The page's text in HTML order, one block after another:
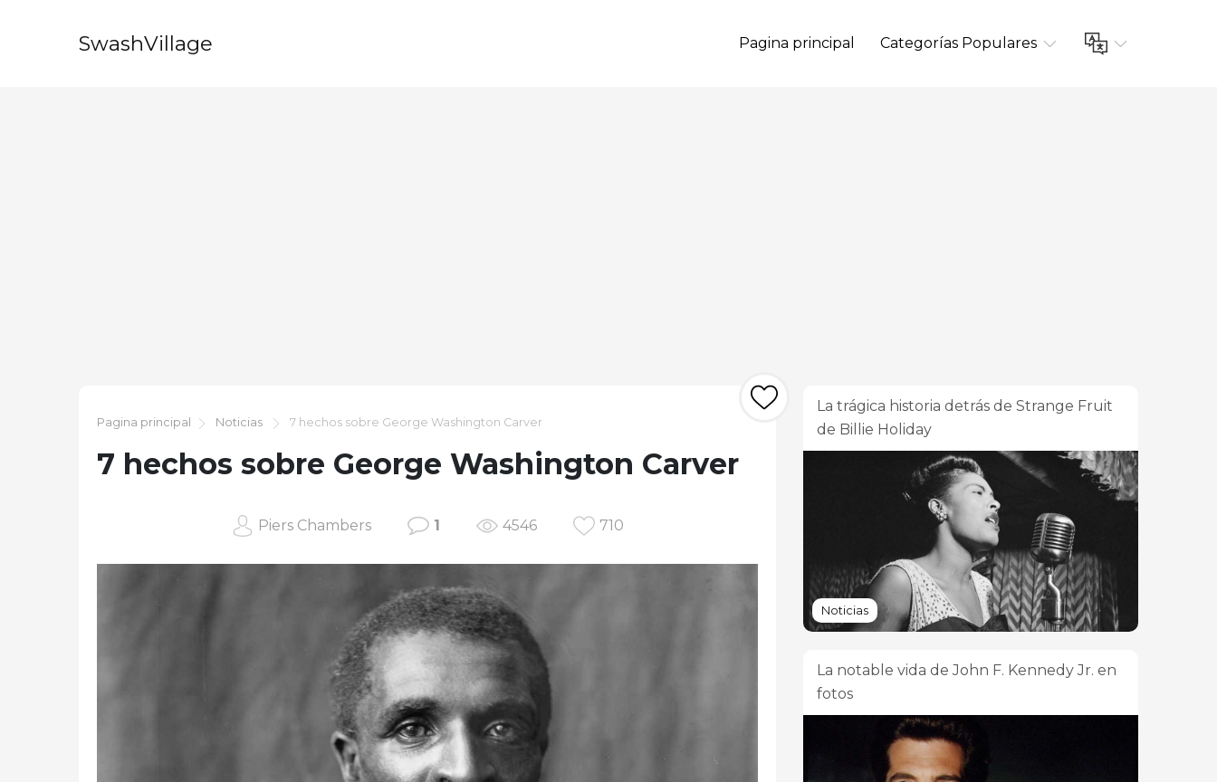
SwashVillage Pagina principal Categorías Populares
Pagina principal Noticias 7 hechos sobre George Washington Carver
7 hechos sobre George Washington Carver
Piers Chambers 1 4546 710
La trágica historia detrás de Strange Fruit
de Billie Holiday
Noticias
La notable vida de John F. Kennedy Jr. en
fotos